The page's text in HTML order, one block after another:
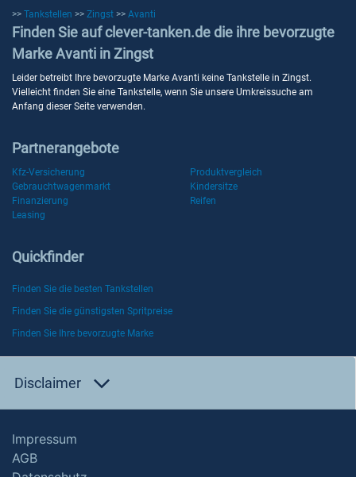
>> Tankstellen >> Zingst >> Avanti
Finden Sie auf clever-tanken.de die ihre bevorzugte
Marke Avanti in Zingst
Leider betreibt Ihre bevorzugte Marke Avanti keine Tankstelle in Zingst.
Vielleicht finden Sie eine Tankstelle, wenn Sie unsere Umkreissuche am
Anfang dieser Seite verwenden.
Partnerangebote
Kfz-Versicherung
Produktvergleich
Gebrauchtwagenmarkt
Kindersitze
Finanzierung
Reifen
Leasing
Quickfinder
Finden Sie die besten Tankstellen
Finden Sie die günstigsten Spritpreise
Finden Sie Ihre bevorzugte Marke
Disclaimer
Impressum
AGB